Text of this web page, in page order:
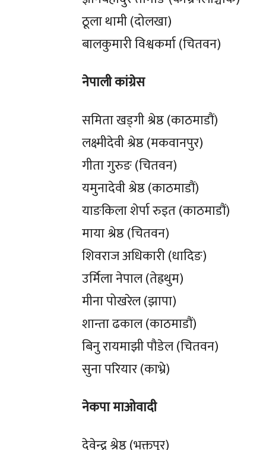
ठूला थामी (दोलखा)
बालकुमारी विश्वकर्मा (चितवन)
नेपाली कांग्रेस
समिता खड्गी श्रेष्ठ (काठमाडौं)
लक्ष्मीदेवी श्रेष्ठ (मकवानपुर)
गीता गुरुङ (चितवन)
यमुनादेवी श्रेष्ठ (काठमाडौं)
याङकिला शेर्पा रुइत (काठमाडौं)
माया श्रेष्ठ (चितवन)
शिवराज अधिकारी (धादिङ)
उर्मिला नेपाल (तेह्रथुम)
मीना पोखरेल (झापा)
शान्ता ढकाल (काठमाडौं)
बिनु रायमाझी पौडेल (चितवन)
सुना परियार (काभ्रे)
नेकपा माओवादी